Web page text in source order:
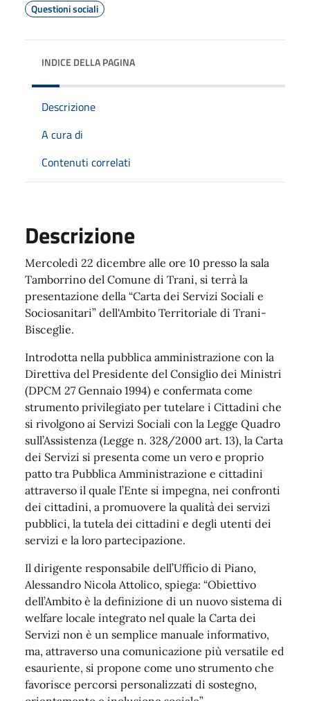
Questioni sociali
INDICE DELLA PAGINA
Descrizione
A cura di
Contenuti correlati
Descrizione
Mercoledì 22 dicembre alle ore 10 presso la sala
Tamborrino del Comune di Trani, si terrà la
presentazione della “Carta dei Servizi Sociali e
Sociosanitari” dell'Ambito Territoriale di Trani-
Bisceglie.
Introdotta nella pubblica amministrazione con la
Direttiva del Presidente del Consiglio dei Ministri
(DPCM 27 Gennaio 1994) e confermata come
strumento privilegiato per tutelare i Cittadini che
si rivolgono ai Servizi Sociali con la Legge Quadro
sull’Assistenza (Legge n. 328/2000 art. 13), la Carta
dei Servizi si presenta come un vero e proprio
patto tra Pubblica Amministrazione e cittadini
attraverso il quale l’Ente si impegna, nei confronti
dei cittadini, a promuovere la qualità dei servizi
pubblici, la tutela dei cittadini e degli utenti dei
servizi e la loro partecipazione.
Il dirigente responsabile dell’Ufficio di Piano,
Alessandro Nicola Attolico, spiega: “Obiettivo
dell’Ambito è la definizione di un nuovo sistema di
welfare locale integrato nel quale la Carta dei
Servizi non è un semplice manuale informativo,
ma, attraverso una comunicazione più versatile ed
esauriente, si propone come uno strumento che
favorisce percorsi personalizzati di sostegno,